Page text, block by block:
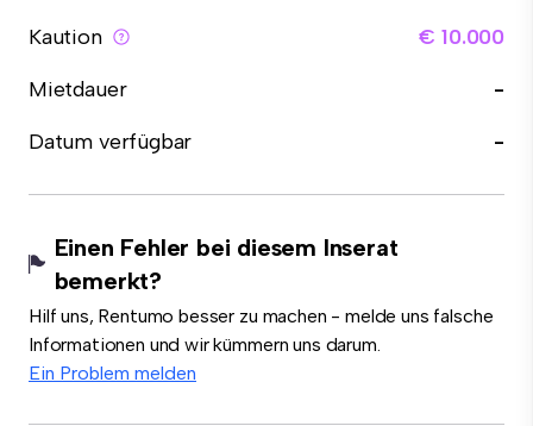
Kaution
€ 10.000
Mietdauer
-
Datum verfügbar
-
Einen Fehler bei diesem Inserat
bemerkt?
Hilf uns, Rentumo besser zu machen - melde uns falsche
Informationen und wir kümmern uns darum.
Ein Problem melden